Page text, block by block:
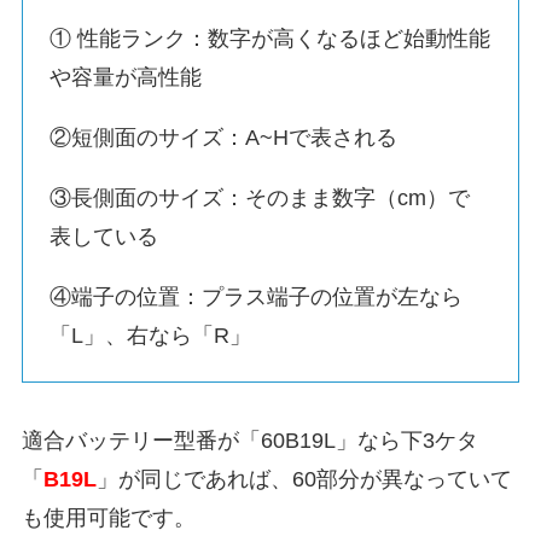
① 性能ランク：数字が高くなるほど始動性能
や容量が高性能
②短側面のサイズ：A~Hで表される
③長側面のサイズ：そのまま数字（cm）で
表している
④端子の位置：プラス端子の位置が左なら
「L」、右なら「R」
適合バッテリー型番が「60B19L」なら下3ケタ
「 B19L」が同じであれば、60部分が異なっていて
も使用可能です。